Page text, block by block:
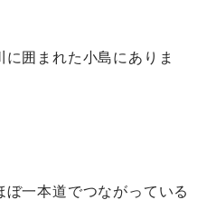
囲まれた小島にありま
一本道でつながっている